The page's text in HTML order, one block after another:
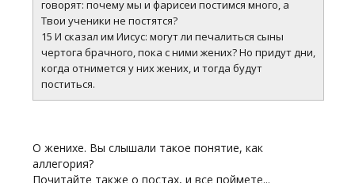
говорят: почему мы и фарисеи постимся много, а
Твои ученики не постятся?
15 И сказал им Иисус: могут ли печалиться сыны
чертога брачного, пока с ними жених? Но придут дни,
когда отнимется у них жених, и тогда будут
поститься.
О женихе. Вы слышали такое понятие, как
аллегория?
Почитайте также о постах, и все поймете...